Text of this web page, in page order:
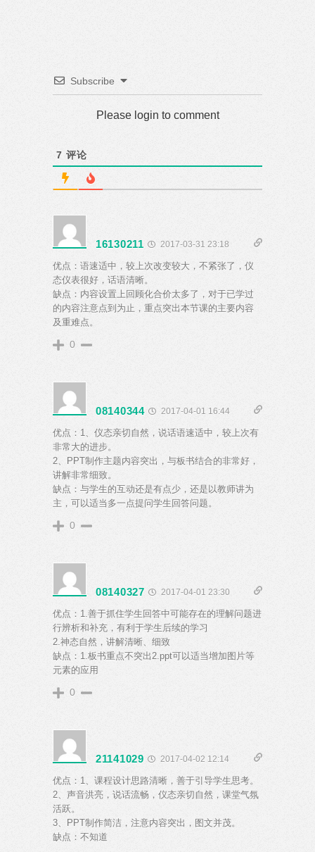
Subscribe
Please login to comment
7 评论
16130211 2017-03-31 23:18
优点：语速适中，较上次改变较大，不紧张了，仪
态仪表很好，话语清晰。
缺点：内容设置上回顾化合价太多了，对于已学过
的内容注意点到为止，重点突出本节课的主要内容
及重难点。
0
08140344 2017-04-01 16:44
优点：1、仪态亲切自然，说话语速适中，较上次有
非常大的进步。
2、PPT制作主题内容突出，与板书结合的非常好，
讲解非常细致。
缺点：与学生的互动还是有点少，还是以教师讲为
主，可以适当多一点提问学生回答问题。
0
08140327 2017-04-01 23:30
优点：1.善于抓住学生回答中可能存在的理解问题进
行辨析和补充，有利于学生后续的学习
2.神态自然，讲解清晰、细致
缺点：1.板书重点不突出2.ppt可以适当增加图片等
元素的应用
0
21141029 2017-04-02 12:14
优点：1、课程设计思路清晰，善于引导学生思考。
2、声音洪亮，说话流畅，仪态亲切自然，课堂气氛
活跃。
3、PPT制作简洁，注意内容突出，图文并茂。
缺点：不知道